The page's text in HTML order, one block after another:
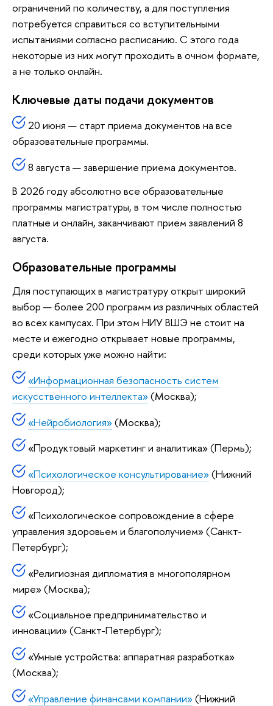
ограничений по количеству, а для поступления
потребуется справиться со вступительными
испытаниями согласно расписанию. С этого года
некоторые из них могут проходить в очном формате,
а не только онлайн.
Ключевые даты подачи документов
20 июня — старт приема документов на все
образовательные программы.
8 августа — завершение приема документов.
В 2026 году абсолютно все образовательные
программы магистратуры, в том числе полностью
платные и онлайн, заканчивают прием заявлений 8
августа.
Образовательные программы
Для поступающих в магистратуру открыт широкий
выбор — более 200 программ из различных областей
во всех кампусах. При этом НИУ ВШЭ не стоит на
месте и ежегодно открывает новые программы,
среди которых уже можно найти:
«Информационная безопасность систем
искусственного интеллекта»(Москва);
«Нейробиология»(Москва);
«Продуктовый маркетинг и аналитика» (Пермь);
«Психологическое консультирование»(Нижний
Новгород);
«Психологическое сопровождение в сфере
управления здоровьем и благополучием» (Санкт-
Петербург);
«Религиозная дипломатия в многополярном
мире» (Москва);
«Социальное предпринимательство и
инновации» (Санкт-Петербург);
«Умные устройства: аппаратная разработка»
(Москва);
«Управление финансами компании»(Нижний